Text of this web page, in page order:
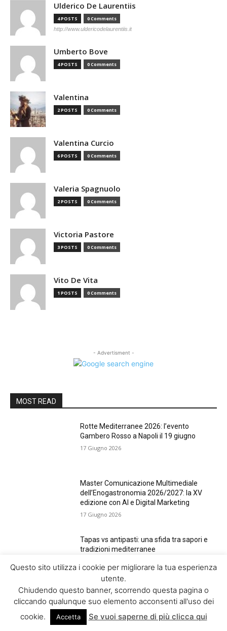
Ulderico De Laurentiis
4 POSTS 0 Comments
http://www.uldericodelaurentiis.it
Umberto Bove
4 POSTS 0 Comments
Valentina
2 POSTS 0 Comments
Valentina Curcio
6 POSTS 0 Comments
Valeria Spagnuolo
2 POSTS 0 Comments
Victoria Pastore
3 POSTS 0 Comments
Vito De Vita
1 POSTS 0 Comments
- Advertisment -
MOST READ
Rotte Mediterranee 2026: l’evento
Gambero Rosso a Napoli il 19 giugno
17 Giugno 2026
Master Comunicazione Multimediale
dell’Enogastronomia 2026/2027: la XV
edizione con AI e Digital Marketing
17 Giugno 2026
Tapas vs antipasti: una sfida tra sapori e
tradizioni mediterranee
Giappone: I Gelati più Costosi al Mondo
10 Febbraio 2026
Questo sito utilizza i cookie per migliorare la tua esperienza
utente.
Chiudendo questo banner, scorrendo questa pagina o
cliccando qualunque suo elemento acconsenti all'uso dei
cookie.
Accetta Se vuoi saperne di più clicca qui